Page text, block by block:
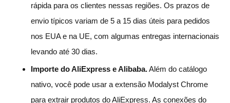
rápida para os clientes nessas regiões. Os prazos de
envio típicos variam de 5 a 15 dias úteis para pedidos
nos EUA e na UE, com algumas entregas internacionais
levando até 30 dias.
Importe do AliExpress e Alibaba.Além do catálogo
nativo, você pode usar a extensão Modalyst Chrome
para extrair produtos do AliExpress. As conexões do